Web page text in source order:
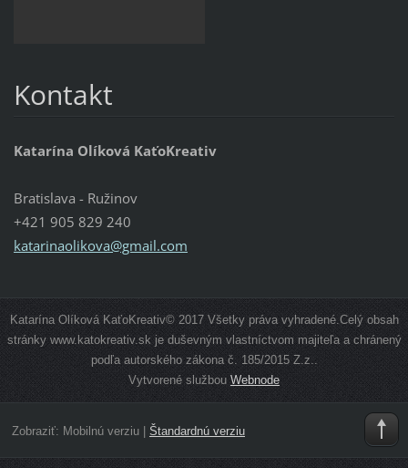
Kontakt
Katarína Olíková KaťoKreativ
Bratislava - Ružinov
+421 905 829 240
katarinaolikova@gmail.com
Katarína Olíková KaťoKreativ© 2017 Všetky práva vyhradené.Celý obsah
stránky www.katokreativ.sk je duševným vlastníctvom majiteľa a chránený
podľa autorského zákona č. 185/2015 Z.z..
Vytvorené službouWebnode
Zobraziť: Mobilnú verziu| Štandardnú verziu